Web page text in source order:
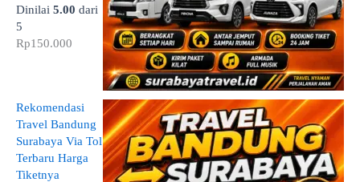
Dinilai 5.00 dari
5
Rp150.000
Rekomendasi
Travel Bandung
Surabaya Via Tol
Terbaru Harga
Tiketnya